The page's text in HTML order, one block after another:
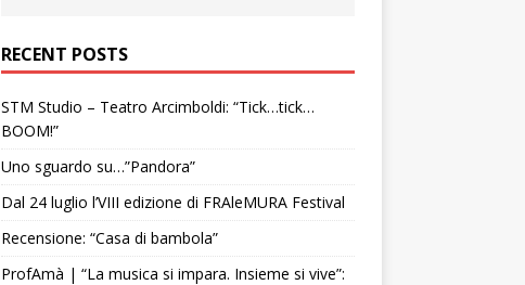
RECENT POSTS
STM Studio – Teatro Arcimboldi: “Tick…tick…
BOOM!”
Uno sguardo su…”Pandora”
Dal 24 luglio l’VIII edizione di FRAleMURA Festival
Recensione: “Casa di bambola”
ProfAmà | “La musica si impara. Insieme si vive”: